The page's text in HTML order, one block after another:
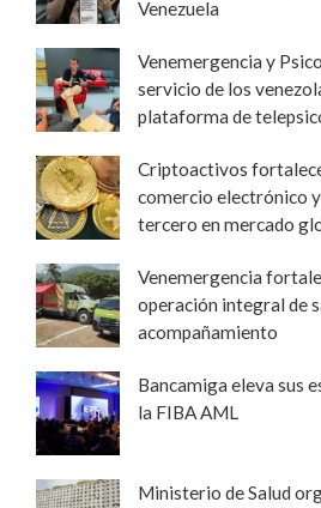
Venezuela
Venemergencia y
servicio de los
plataforma de
Criptoactivos
comercio electrónico
tercero en mercado
Venemergencia
operación integral de
acompañamiento
Bancamiga eleva sus
la FIBA AML
Ministerio de Salud